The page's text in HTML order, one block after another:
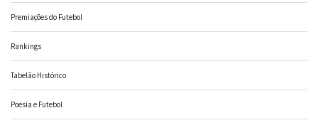
Premiações do Futebol
Rankings
Tabelão Histórico
Poesia e Futebol